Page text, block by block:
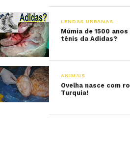
LENDAS URBANAS
Múmia de 1500
tênis da Adidas?
ANIMAIS
Ovelha nasce com
Turquia!